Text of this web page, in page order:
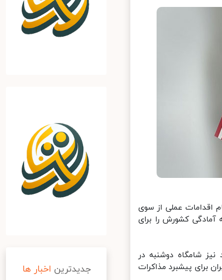
اقدامات عملی از سوی
کشورش را برای
شامگاه دوشنبه در
پیشبرد مذاکرات
جدیدترین اخبار ها